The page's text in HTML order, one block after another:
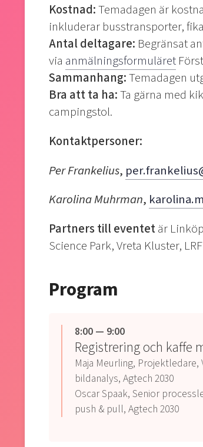
Kostnad:Temadagen är
inkluderar busstransporter,
Antal deltagare: Begränsat
via anmälningsformuläret
Sammanhang:Temadagen
Bra att ta ha:Ta gärna med
campingstol.
Kontaktpersoner:
Per Frankelius,
Karolina Muhrman,
Partners till eventetär
Science Park, Vreta Kluster,
Program
8:00 — 9:00
Registrering och kaffe
Maja Meurling,
bildanalys, Agtech 2030
Oscar Spaak, Senior
push & pull, Agtech 2030